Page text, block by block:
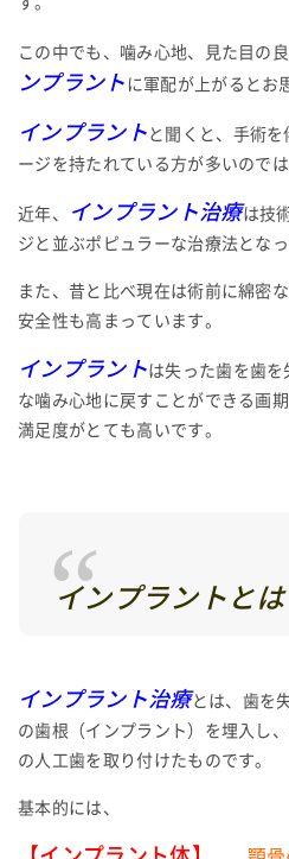
この中でも、噛み心地、見た目の
ンプラント に軍配が上がるとお
インプラント と聞くと、手術
ージを持たれている方が多いので
近年、 インプラント治療は技
ジと並ぶポピュラーな治療法となっ
また、昔と比べ現在は術前に綿密
安全性も高まっています。
インプラントは失った歯を歯
な噛み心地に戻すことができる画
満足度がとても高いです。
インプラントとは
インプラント治療とは、歯を
の歯根（インプラント）を埋入し
の人工歯を取り付けたものです。
基本的には、